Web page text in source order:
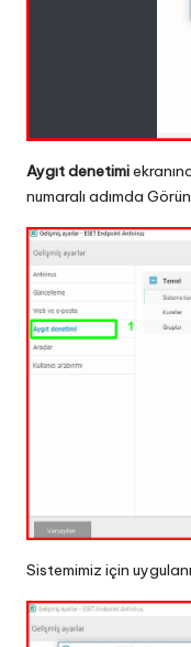
Aygıt denetimi
numaralı adımda
Sistemimiz için